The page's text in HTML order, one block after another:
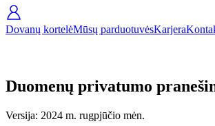
Dovanų kortelėMūsų parduotuvėsKarjera
Duomenų privatumo
Versija: 2024 m. rugpjūčio mėn.